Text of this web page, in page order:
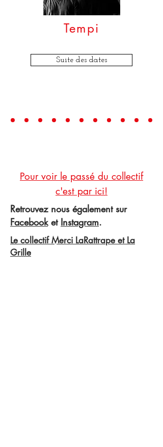
Tempi
Suite des dates
Pour voir le passé du collectif
c'est par ici!
Retrouvez nous également sur
Facebooket Instagram.
Le collectif Merci LaRattrape et La
Grille